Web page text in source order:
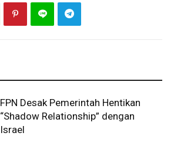
FPN Desak Pemerintah Hentikan
“Shadow Relationship” dengan
Israel